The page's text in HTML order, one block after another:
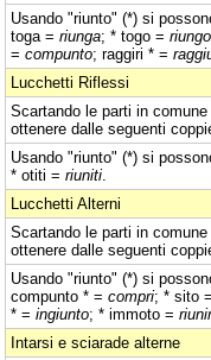
Usando "riunto" (*) si
toga = riunga; * togo = riungo
= compunto; raggiri * =
Lucchetti Riflessi
Scartando le parti in
ottenere dalle seguenti
Usando "riunto" (*) si
* otiti = riuniti
Lucchetti Alterni
Scartando le parti in
ottenere dalle seguenti
Usando "riunto" (*) si
compunto * = compri; * sito =
* = ingiunto; * immoto =
Intarsi e sciarade alterne